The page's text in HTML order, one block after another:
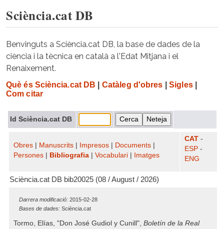
Sciència.cat DB
Benvinguts a Sciència.cat DB, la base de dades de la
ciència i la tècnica en català a l'Edat Mitjana i el
Renaixement.
Què és Sciència.cat DB Catàleg d'obres Sigles|
Com citar
Id Sciència.cat DB
Obres Manuscrits Impresos Documents
Persones
Bibliografia Vocabulari Imatges
CAT -
ESP -
ENG
Sciència.cat DB bib20025 (08 / August / 2026)
Darrera modificació: 2015-02-28
Bases de dades: Sciència.cat
Tormo, Elías, "Don José Gudiol y Cunill", Boletín de la Real